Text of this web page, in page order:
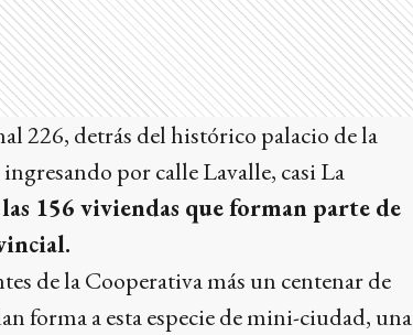
226, detrás del histórico palacio de la
por calle Lavalle, casi La
156 viviendas que forman parte de
de la Cooperativa más un centenar de
forma a esta especie de mini-ciudad, una